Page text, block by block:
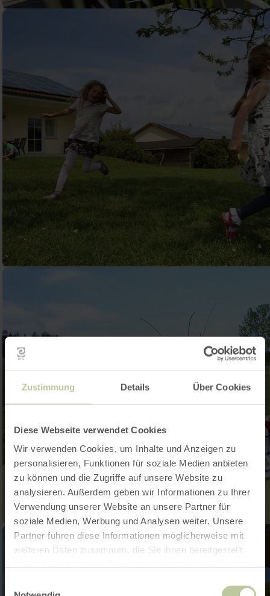
Zustimmung Details Über Cookies
Diese Webseite verwendet Cookies
Wir verwenden Cookies, um Inhalte und Anzeigen zu
personalisieren, Funktionen für soziale Medien anbieten
zu können und die Zugriffe auf unsere Website zu
analysieren. Außerdem geben wir Informationen zu Ihrer
Verwendung unserer Website an unsere Partner für
soziale Medien, Werbung und Analysen weiter. Unsere
Partner führen diese Informationen möglicherweise mit
weiteren Daten zusammen, die Sie ihnen bereitgestellt